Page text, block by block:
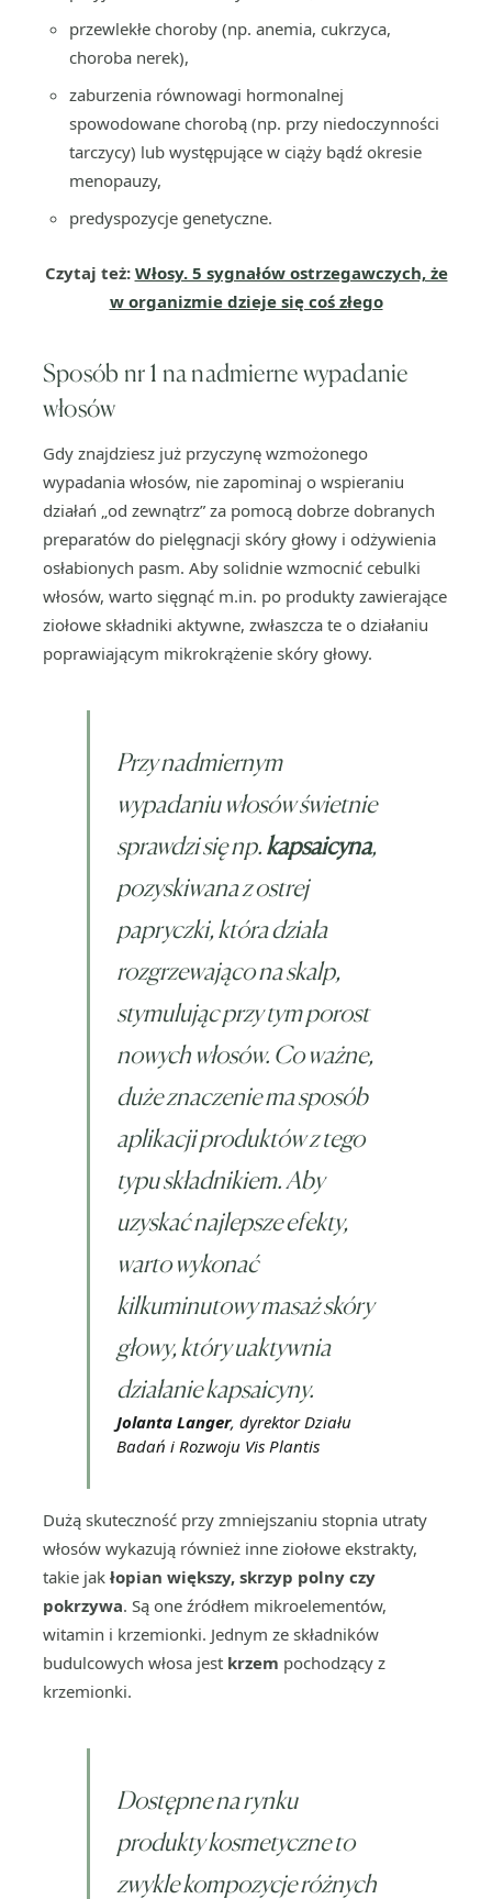
przewlekłe choroby (np. anemia, cukrzyca,
choroba nerek),
zaburzenia równowagi hormonalnej
spowodowane chorobą (np. przy niedoczynności
tarczycy) lub występujące w ciąży bądź okresie
menopauzy,
predyspozycje genetyczne.
Czytaj też: Włosy. 5 sygnałów ostrzegawczych, że
w organizmie dzieje się coś złego
Sposób nr 1 na nadmierne wypadanie
włosów
Gdy znajdziesz już przyczynę wzmożonego
wypadania włosów, nie zapominaj o wspieraniu
działań „od zewnątrz” za pomocą dobrze dobranych
preparatów do pielęgnacji skóry głowy i odżywienia
osłabionych pasm. Aby solidnie wzmocnić cebulki
włosów, warto sięgnąć m.in. po produkty zawierające
ziołowe składniki aktywne, zwłaszcza te o działaniu
poprawiającym mikrokrążenie skóry głowy.
Przy nadmiernym
wypadaniu włosów świetnie
sprawdzi się np.kapsaicyna,
pozyskiwana z ostrej
papryczki, która działa
rozgrzewająco na skalp,
stymulując przy tym porost
nowych włosów. Co ważne,
duże znaczenie ma sposób
aplikacji produktów z tego
typu składnikiem. Aby
uzyskać najlepsze efekty,
warto wykonać
kilkuminutowy masaż skóry
głowy, który uaktywnia
działanie kapsaicyny.
Jolanta Langer, dyrektor Działu
Badań i Rozwoju Vis Plantis
Dużą skuteczność przy zmniejszaniu stopnia utraty
włosów wykazują również inne ziołowe ekstrakty,
takie jak łopian większy, skrzyp polny czy
pokrzywa. Są one źródłem mikroelementów,
witamin i krzemionki. Jednym ze składników
budulcowych włosa jest krzem pochodzący z
krzemionki.
Dostępne na rynku
produkty kosmetyczne to
zwykle kompozycje różnych